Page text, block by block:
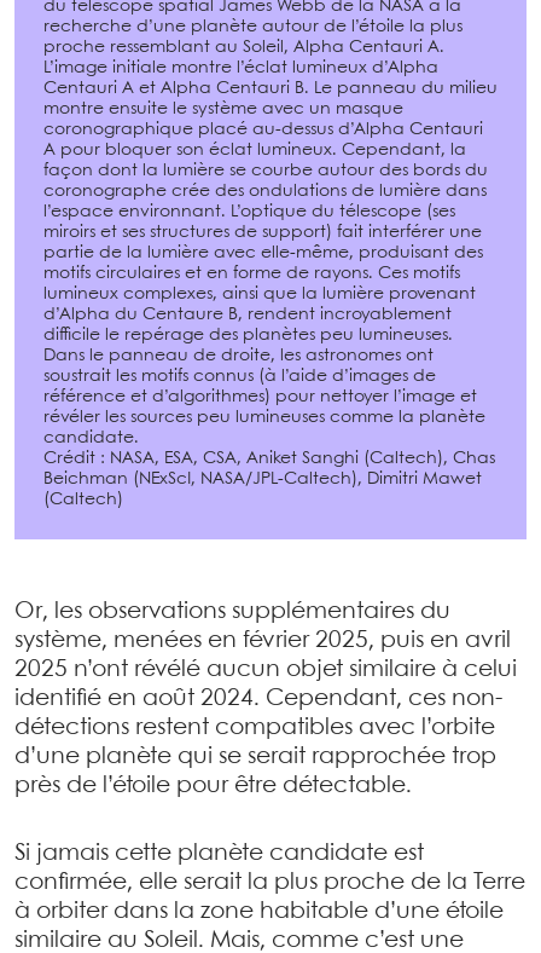
du télescope spatial James Webb de la NASA à la
recherche d’une planète autour de l’étoile la plus
proche ressemblant au Soleil, Alpha Centauri A.
L’image initiale montre l’éclat lumineux d’Alpha
Centauri A et Alpha Centauri B. Le panneau du milieu
montre ensuite le système avec un masque
coronographique placé au-dessus d’Alpha Centauri
A pour bloquer son éclat lumineux. Cependant, la
façon dont la lumière se courbe autour des bords du
coronographe crée des ondulations de lumière dans
l’espace environnant. L’optique du télescope (ses
miroirs et ses structures de support) fait interférer une
partie de la lumière avec elle-même, produisant des
motifs circulaires et en forme de rayons. Ces motifs
lumineux complexes, ainsi que la lumière provenant
d’Alpha du Centaure B, rendent incroyablement
difficile le repérage des planètes peu lumineuses.
Dans le panneau de droite, les astronomes ont
soustrait les motifs connus (à l’aide d’images de
référence et d’algorithmes) pour nettoyer l’image et
révéler les sources peu lumineuses comme la planète
candidate.
Crédit : NASA, ESA, CSA, Aniket Sanghi (Caltech), Chas
Beichman (NExScI, NASA/JPL-Caltech), Dimitri Mawet
(Caltech)
Or, les observations supplémentaires du
système, menées en février 2025, puis en avril
2025 n’ont révélé aucun objet similaire à celui
identifié en août 2024. Cependant, ces non-
détections restent compatibles avec l’orbite
d’une planète qui se serait rapprochée trop
près de l’étoile pour être détectable.
Si jamais cette planète candidate est
confirmée, elle serait la plus proche de la Terre
à orbiter dans la zone habitable d’une étoile
similaire au Soleil. Mais, comme c’est une